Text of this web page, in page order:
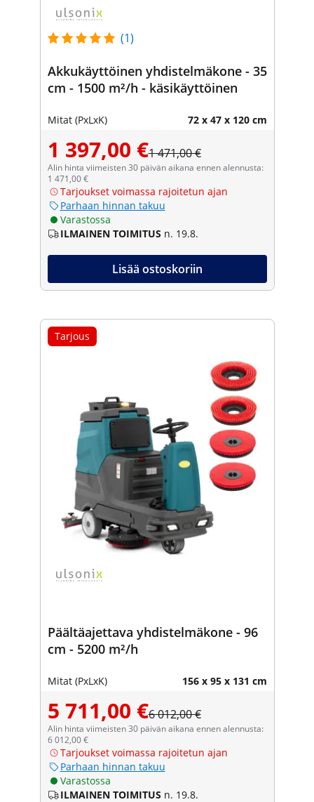
(1)
Akkukäyttöinen yhdistelmäkone - 35
cm - 1500 m²/h - käsikäyttöinen
Mitat (PxLxK) 72 x 47 x 120 cm
1 397,00 €1 471,00 €
Alin hinta viimeisten 30 päivän aikana ennen alennusta:
1 471,00 €
Tarjoukset voimassa rajoitetun ajan
Parhaan hinnan takuu
Varastossa
ILMAINEN TOIMITUS n. 19.8.
Lisää ostoskoriin
Tarjous
Päältäajettava yhdistelmäkone - 96
cm - 5200 m²/h
Mitat (PxLxK) 156 x 95 x 131 cm
5 711,00 €6 012,00 €
Alin hinta viimeisten 30 päivän aikana ennen alennusta:
6 012,00 €
Tarjoukset voimassa rajoitetun ajan
Parhaan hinnan takuu
Varastossa
ILMAINEN TOIMITUS n. 19.8.